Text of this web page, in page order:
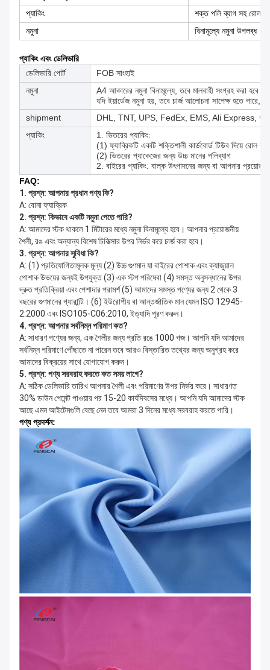
প্যাকিং
শক্ত পলি ব্যাগ সহ রোল
নমুনা
বিনামূল্যে নমুনা উপলব্ধ
প্যাকিং এবং ডেলিভারি
ডেলিভারি পোর্ট
FOB সাংহাই
নমুনা
A4 আকারের নমুনা বিনামূল্যে, তবে মালবাহী সংগ্রহ করা হবে।
যদি ইয়ার্ডেজ নমুনা হয়, তবে চার্জ আলোচনা সাপেক্ষ হতে পারে,
shipment
DHL, TNT, UPS, FedEx, EMS, Ali Express, বাই
প্যাকিং
1. ভিতরের প্যাকিং:
(1) ফ্যাব্রিকটি একটি শক্তিশালী কার্ডবোর্ড টিউব দিয়ে রোল
(2) ভিতরের প্যাকেজের জন্য উচ্চ মানের পলিব্যাগ
2. বাইরের প্যাকিং: বাল্ক উৎপাদনের জন্য বা আপনার প্রয়োজন
FAQ:
1. প্রশ্ন: আপনার প্রধান পণ্য কি?
A: বোনা ফ্যাব্রিক
2. প্রশ্ন: কিভাবে একটি নমুনা পেতে পারি?
A: আমাদের স্টক থাকলে 1 মিটারের মধ্যে নমুনা বিনামূল্যে হবে। আপনার প্রয়োজনীয়
শৈলী, রঙ এবং অন্যান্য বিশেষ চিকিত্সার উপর নির্ভর করে চার্জ করা হবে।
3. প্রশ্ন: আপনার সুবিধা কি?
A: (1) প্রতিযোগিতামূলক মূল্য (2) উচ্চ গুণমান যা বাইরের পোশাক এবং ক্যাজুয়াল
পোশাক উভয়ের জন্যই উপযুক্ত (3) এক স্টপ পরিষেবা (4) সমস্ত অনুসন্ধানের উপর
দ্রুত প্রতিক্রিয়া এবং পেশাদার পরামর্শ (5) আমাদের সমস্ত পণ্যের জন্য 2 থেকে 3
বছরের গুণমানের গ্যারান্টি। (6) ইউরোপীয় বা আন্তর্জাতিক মান যেমন ISO 12945-
2:2000 এবং ISO105-C06:2010, ইত্যাদি পূরণ করুন।
4. প্রশ্ন: আপনার সর্বনিম্ন পরিমাণ কত?
A: সাধারণ পণ্যের জন্য, এক শৈলীর জন্য প্রতি রঙে 1000 গজ। আপনি যদি আমাদের
সর্বনিম্ন পরিমাণে পৌঁছাতে না পারেন তবে আরও বিস্তারিত তথ্যের জন্য অনুগ্রহ করে
আমাদের বিক্রয়ের সাথে যোগাযোগ করুন।
5. প্রশ্ন: পণ্য সরবরাহ করতে কত সময় লাগে?
A: সঠিক ডেলিভারি তারিখ আপনার শৈলী এবং পরিমাণের উপর নির্ভর করে। সাধারণত
30% ডাউন পেমেন্ট পাওয়ার পর 15-20 কার্যদিবসের মধ্যে। আপনি যদি আমাদের স্টক
আছে এমন আইটেমগুলি বেছে নেন তবে আমরা 3 দিনের মধ্যে সরবরাহ করতে পারি।
পণ্য প্রদর্শন: